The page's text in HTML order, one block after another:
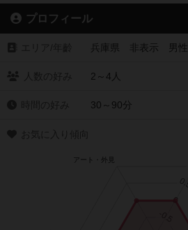
プロフィール
兵庫県 非表示 男性
2～4人
30～90分